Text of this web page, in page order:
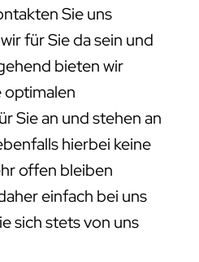
Sie uns
für Sie da sein und
bieten wir
optimalen
Sie an und stehen an
hierbei keine
offen bleiben
einfach bei uns
sich stets von uns